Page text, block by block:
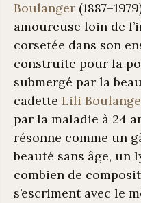
Boulanger
amoureuse loin de
corsetée dans son
construite pour la
submergé par la
cadette Lili
par la maladie à 24
résonne comme un
beauté sans âge, un
combien de
s’escriment avec le